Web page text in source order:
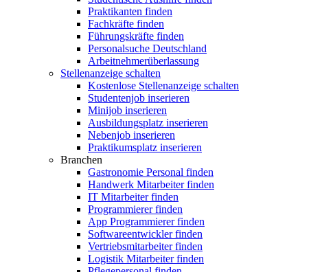
Praktikanten finden
Fachkräfte finden
Führungskräfte finden
Personalsuche Deutschland
Arbeitnehmerüberlassung
Stellenanzeige schalten
Kostenlose Stellenanzeige schalten
Studentenjob inserieren
Minijob inserieren
Ausbildungsplatz inserieren
Nebenjob inserieren
Praktikumsplatz inserieren
Branchen
Gastronomie Personal finden
Handwerk Mitarbeiter finden
IT Mitarbeiter finden
Programmierer finden
App Programmierer finden
Softwareentwickler finden
Vertriebsmitarbeiter finden
Logistik Mitarbeiter finden